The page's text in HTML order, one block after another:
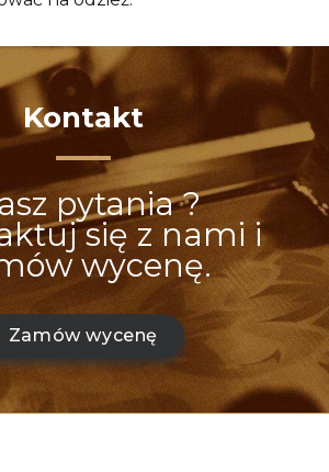
Kontakt
pytania ?
się z nami i
wycenę.
Zamów wycenę